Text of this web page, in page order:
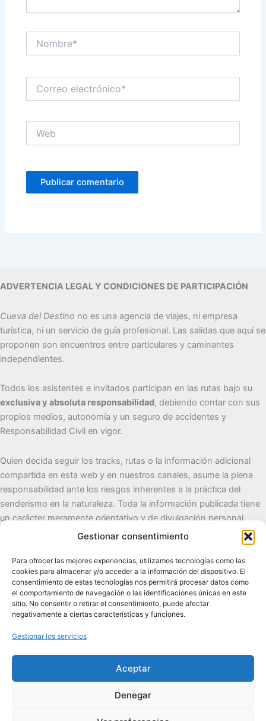
Gestionar consentimiento
Para ofrecer las mejores experiencias, utilizamos tecnologías como las
cookies para almacenar y/o acceder a la información del dispositivo. El
consentimiento de estas tecnologías nos permitirá procesar datos como
el comportamiento de navegación o las identificaciones únicas en este
sitio. No consentir o retirar el consentimiento, puede afectar
negativamente a ciertas características y funciones.
Gestionar los servicios
Aceptar
Denegar
electrónico*
ADVERTENCIA LEGAL Y CONDICIONES DE PARTICIPACIÓN
Cueva del Destino no es una agencia de viajes, ni empresa
turística, ni un servicio de guía profesional. Las salidas que aquí se
proponen son encuentros entre particulares y caminantes
independientes.
Todos los asistentes e invitados participan en las rutas bajo su
exclusiva y absoluta responsabilidad, debiendo contar con sus
propios medios, autonomía y un seguro de accidentes y
Responsabilidad Civil en vigor.
Quien decida seguir los tracks, rutas o la información adicional
compartida en esta web y en nuestros canales, asume la plena
responsabilidad ante los riesgos inherentes a la práctica del
senderismo en la naturaleza. Toda la información publicada tiene
un carácter meramente orientativo y de divulgación personal.
Senderismo de autor, naturaleza y pueblos con alma.
Contacto:cuevadeldestino@gmail.com |
+34 722 32 62
1.200 en Instagram